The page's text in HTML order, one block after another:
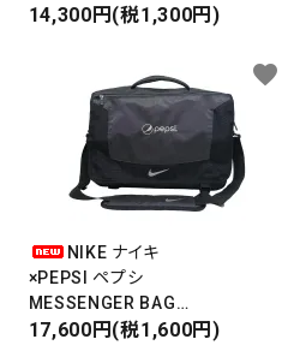
ZIP-UP KNIT
14,300円(税1,300円)
NIKE ナイキ
×PEPSI ペプシ
MESSENGER BAG
メッセンジャーバッグ
17,600円(税1,600円)
favorite